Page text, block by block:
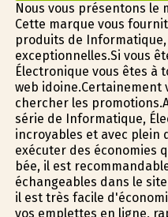
Nous vous présentons le
Cette marque vous
produits de
exceptionnelles.Si vous
Électronique vous êtes à
web idoine.Certainement
chercher les
série de Informatique,
incroyables et avec plein
exécuter des économies
bée, il est
échangeables dans le
il est très facile
vos emplettes en ligne,